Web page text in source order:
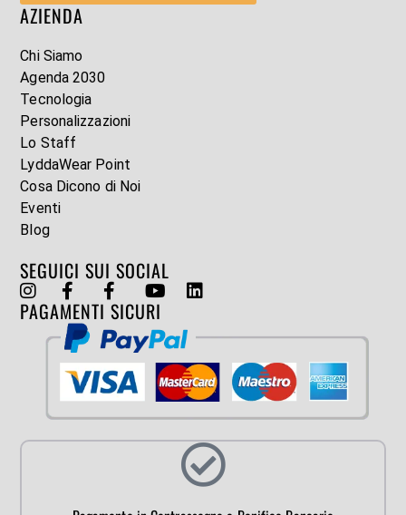
AZIENDA
Chi Siamo
Agenda 2030
Tecnologia
Personalizzazioni
Lo Staff
LyddaWear Point
Cosa Dicono di Noi
Eventi
Blog
SEGUICI SUI SOCIAL
PAGAMENTI SICURI